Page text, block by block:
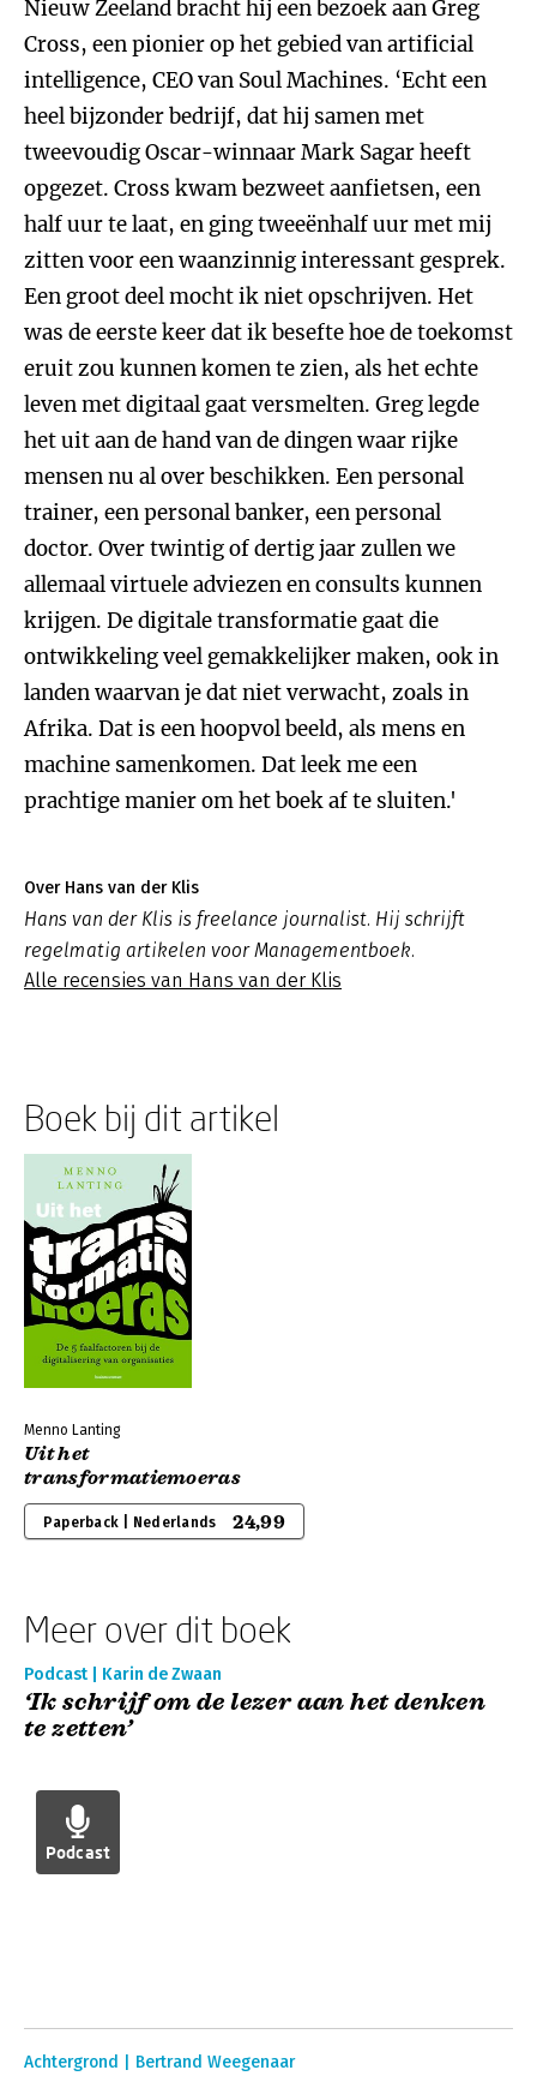
Nieuw Zeeland bracht hij een bezoek aan Greg
Cross, een pionier op het gebied van artificial
intelligence, CEO van Soul Machines. ‘Echt een
heel bijzonder bedrijf, dat hij samen met
tweevoudig Oscar-winnaar Mark Sagar heeft
opgezet. Cross kwam bezweet aanfietsen, een
half uur te laat, en ging tweeënhalf uur met mij
zitten voor een waanzinnig interessant gesprek.
Een groot deel mocht ik niet opschrijven. Het
was de eerste keer dat ik besefte hoe de toekomst
eruit zou kunnen komen te zien, als het echte
leven met digitaal gaat versmelten. Greg legde
het uit aan de hand van de dingen waar rijke
mensen nu al over beschikken. Een personal
trainer, een personal banker, een personal
doctor. Over twintig of dertig jaar zullen we
allemaal virtuele adviezen en consults kunnen
krijgen. De digitale transformatie gaat die
ontwikkeling veel gemakkelijker maken, ook in
landen waarvan je dat niet verwacht, zoals in
Afrika. Dat is een hoopvol beeld, als mens en
machine samenkomen. Dat leek me een
prachtige manier om het boek af te sluiten.'
Over Hans van der Klis
Hans van der Klis is freelance journalist. Hij schrijft
regelmatig artikelen voor Managementboek.
Alle recensies van Hans van der Klis
Boek bij dit artikel
Menno Lanting
Uit het
transformatiemoeras
Paperback | Nederlands 24,99
Meer over dit boek
Podcast | Karin de Zwaan
‘Ik schrijf om de lezer aan het denken
te zetten’
Podcast
Achtergrond | Bertrand Weegenaar